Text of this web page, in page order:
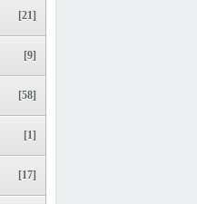
[21]
[9]
[58]
[1]
[17]